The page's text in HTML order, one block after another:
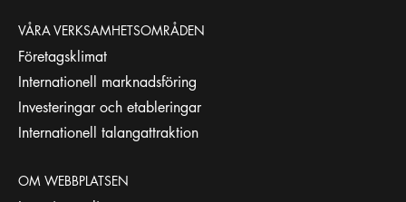
VÅRA VERKSAMHETSOMRÅDEN
Företagsklimat
Internationell marknadsföring
Investeringar och etableringar
Internationell talangattraktion
OM WEBBPLATSEN